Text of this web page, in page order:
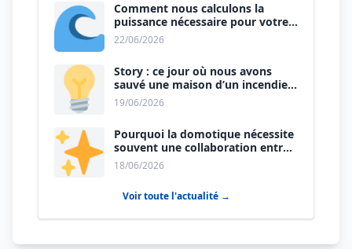
Comment nous calculons la
puissance nécessaire pour votre
nouvelle cuisine ?
22/06/2026
Story : ce jour où nous avons
sauvé une maison d’un incendie
certain.
19/06/2026
Pourquoi la domotique nécessite
souvent une collaboration entre
électricien et plombier ?
18/06/2026
Voir toute l'actualité →